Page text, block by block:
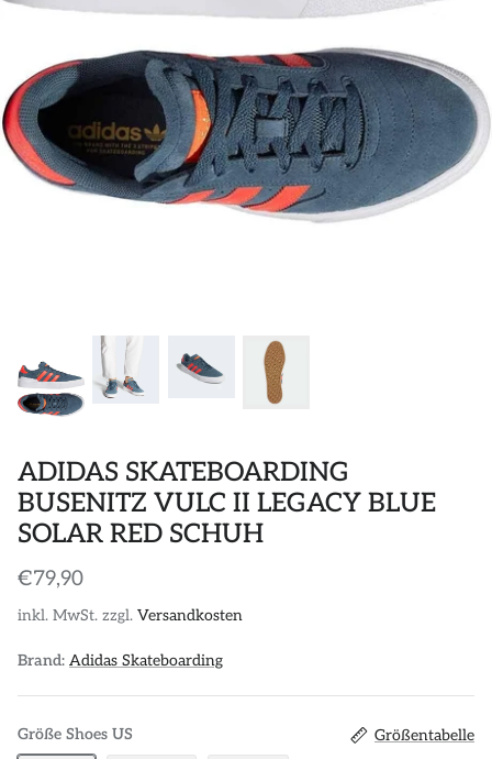
DIVERSE ACCESSORIES
ADIDAS SKATEBOARDING
BUSENITZ VULC II LEGACY BLUE
SOLAR RED SCHUH
€79,90
inkl. MwSt. zzgl. Versandkosten
Brand: Adidas Skateboarding
Größe Shoes US Größentabelle